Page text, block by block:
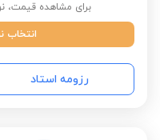
برای مشاهده قیمت،
انتخاب
رزومه استاد